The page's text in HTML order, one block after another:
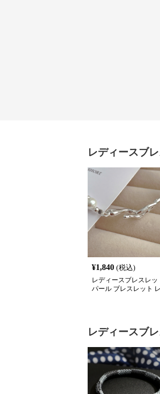
レディースブ
¥1,840 (税込)
レディースブレスレッ
パール ブレスレット レ
レディースブ